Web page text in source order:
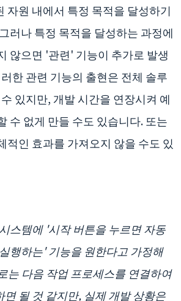
자원 내에서 특정 목적을 달성하기
러나 특정 목적을 달성하는 과정에
않으면 '관련' 기능이 추가로 발생
한 관련 기능의 출현은 전체 솔루
있지만, 개발 시간을 연장시켜 예
수 없게 만들 수도 있습니다. 또는
적인 효과를 가져오지 않을 수도 있
스템에 '시작 버튼을 누르면 자동
행하는' 기능을 원한다고 가정해
는 다음 작업 프로세스를 연결하여
될 것 같지만, 실제 개발 상황은